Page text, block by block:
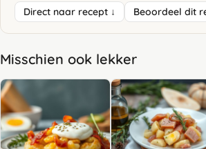
Direct naar recept ↓ Beoordeel dit
Misschien ook lekker